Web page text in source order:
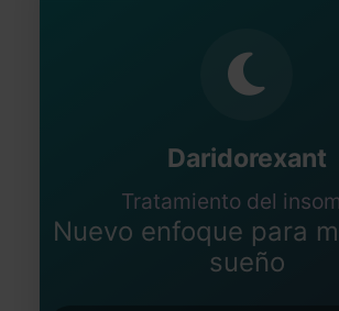
Daridorexant
Tratamiento del
Nuevo enfoque para
sueño